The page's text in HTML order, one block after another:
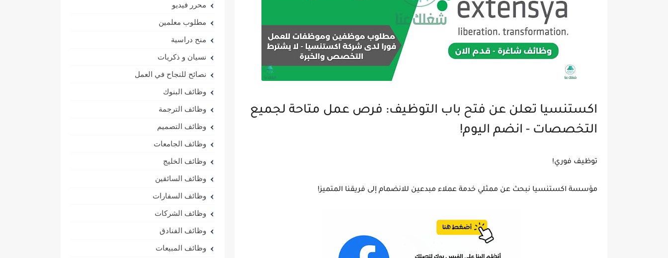
اكستنسيا تعلن عن فتح باب التوظيف: فرص عمل متاحة لجميع
التخصصات - انضم اليوم!
توظيف فوري!
مؤسسة اكستنسيا نبحث عن ممثلي خدمة عملاء مبدعين للانضمام إلى فريقنا المتميز!
محرر فيديو
مطلوب معلمين
منح دراسية
نسيان و ذكريات
نصائح للنجاح في العمل
وظائف البنوك
وظائف الترجمة
وظائف التصميم
وظائف الجامعات
وظائف الخليج
وظائف السائقين
وظائف السفارات
وظائف الشركات
وظائف الفنادق
وظائف المبيعات